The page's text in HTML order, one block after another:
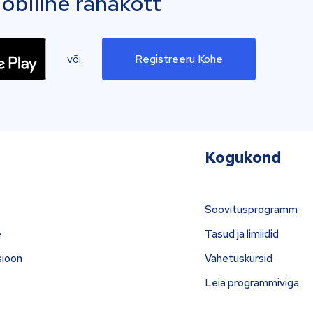
või Registreeru Kohe
Kogukond
Soovitusprogramm
Tasud ja limiidid
Vahetuskursid
Leia programmiviga